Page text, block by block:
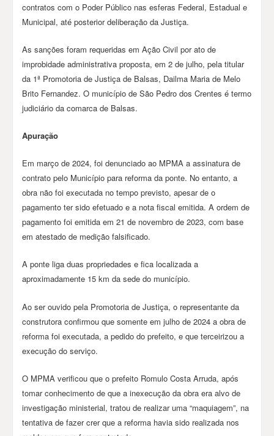
contratos com o Poder Público nas esferas Federal, Estadual e
Municipal, até posterior deliberação da Justiça.
As sanções foram requeridas em Ação Civil por ato de
improbidade administrativa proposta, em 2 de julho, pela titular
da 1ª Promotoria de Justiça de Balsas, Dailma Maria de Melo
Brito Fernandez. O município de São Pedro dos Crentes é termo
judiciário da comarca de Balsas.
Apuração
Em março de 2024, foi denunciado ao MPMA a assinatura de
contrato pelo Município para reforma da ponte. No entanto, a
obra não foi executada no tempo previsto, apesar de o
pagamento ter sido efetuado e a nota fiscal emitida. A ordem de
pagamento foi emitida em 21 de novembro de 2023, com base
em atestado de medição falsificado.
A ponte liga duas propriedades e fica localizada a
aproximadamente 15 km da sede do município.
Ao ser ouvido pela Promotoria de Justiça, o representante da
construtora confirmou que somente em julho de 2024 a obra de
reforma foi executada, a pedido do prefeito, e que terceirizou a
execução do serviço.
O MPMA verificou que o prefeito Romulo Costa Arruda, após
tomar conhecimento de que a inexecução da obra era alvo de
investigação ministerial, tratou de realizar uma “maquiagem”, na
tentativa de fazer crer que a reforma havia sido realizada nos